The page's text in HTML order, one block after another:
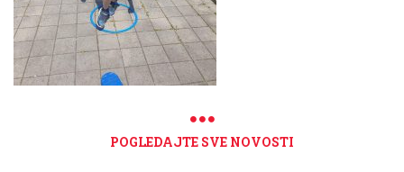
POGLEDAJTE SVE NOVOSTI